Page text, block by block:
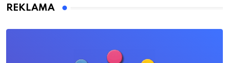
REKLAMA